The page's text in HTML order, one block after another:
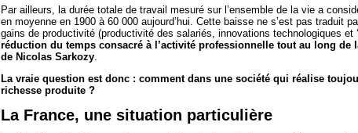
Par ailleurs, la durée totale de travail mesuré sur l’ensemble de la vie a
en moyenne en 1900 à 60 000 aujourd’hui. Cette baisse ne s’est pas traduit
gains de productivité (productivité des salariés, innovations technologiques et
réduction du temps consacré à l’activité professionnelle tout au long
de Nicolas Sarkozy.
La vraie question est donc : comment dans une société qui réalise
richesse produite ?
La France, une situation particulière